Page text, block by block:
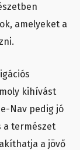
amelyeket a
kihívást
Nav pedig jó
a természet
a jövő